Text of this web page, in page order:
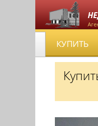
КУПИТЬ